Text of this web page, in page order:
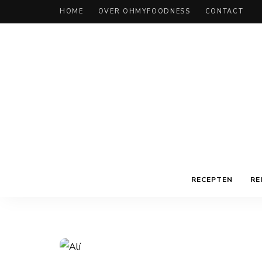
HOME OVER OHMYFOODNESS CONTACT
RECEPTEN